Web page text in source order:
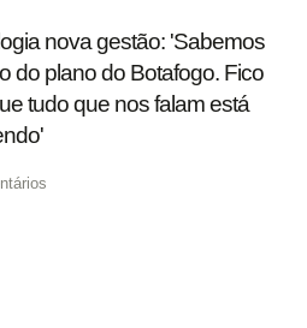
nova gestão: 'Sabemos
do plano do Botafogo. Fico
tudo que nos falam está